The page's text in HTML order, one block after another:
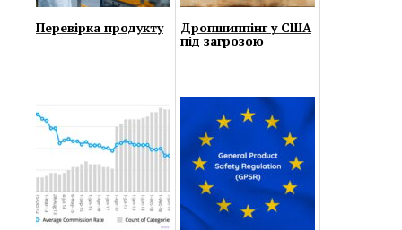
Перевірка продукту Дропшиппінг у США
під загрозою